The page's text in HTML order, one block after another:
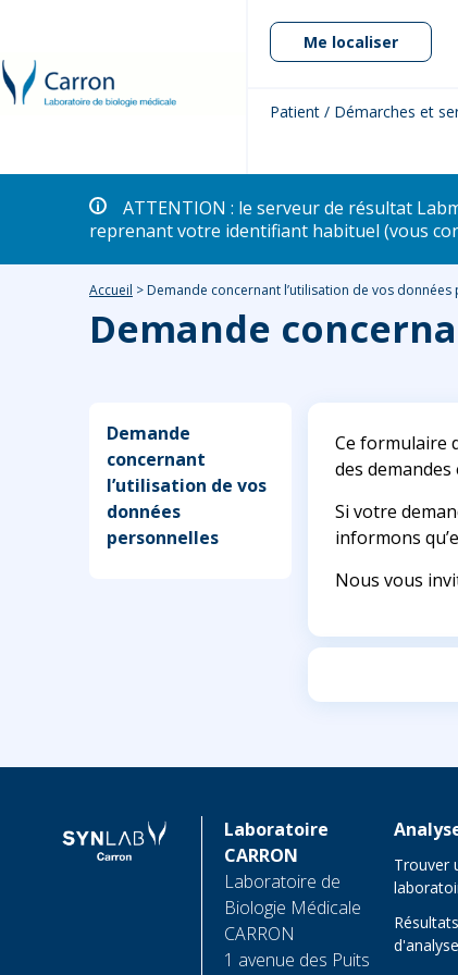
Me localiser
Patient / Démarches et
ATTENTION : le serveur de résultat
reprenant votre identifiant habituel (vous
Accueil > Demande concernant l’utilisation de vos données
Demande
Demande
concernant
l’utilisation de vos
données
personnelles
Ce formulaire
des
Si votre
informons
Nous vous
Laboratoire
CARRON
Laboratoire de
Biologie Médicale
CARRON
1 avenue des Puits
Trouver
Résultats